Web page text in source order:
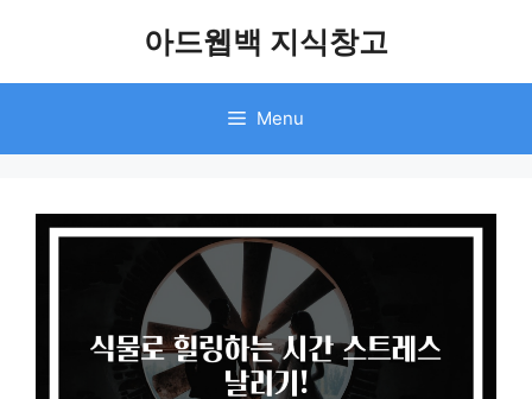
아드웹백 지식창고
Menu